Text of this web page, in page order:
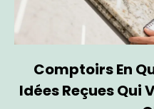
Comptoirs En
Idées Reçues Qui